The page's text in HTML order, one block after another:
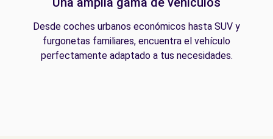
Desde coches urbanos económicos hasta SUV y
furgonetas familiares, encuentra el vehículo
perfectamente adaptado a tus necesidades.